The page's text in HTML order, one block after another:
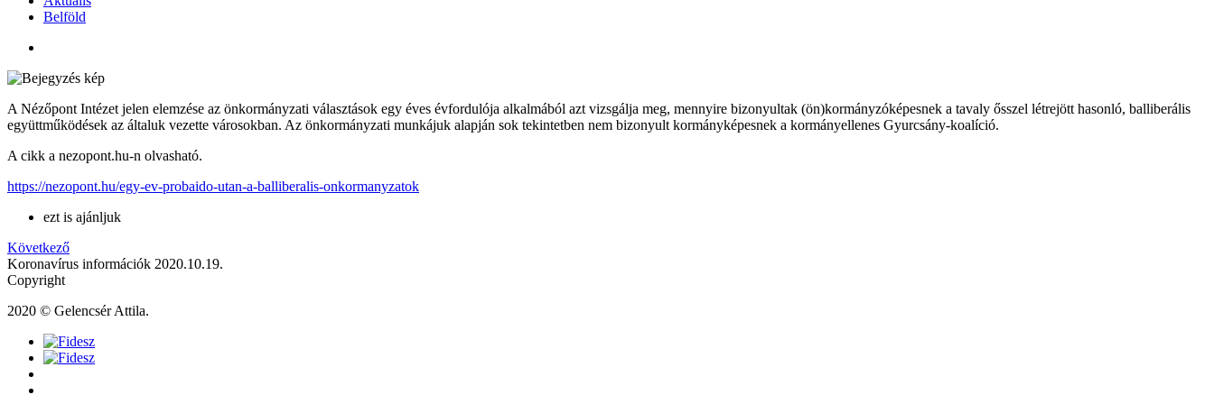
Belföld
A Nézőpont Intézet jelen elemzése az önkormányzati választások egy éves évfordulója alkalmából azt vizsgálja meg, mennyire bizonyultak (ön)kormányzóképesnek a tavaly ősszel létrejött hasonló, balliberális
együttműködések az általuk vezette városokban. Az önkormányzati munkájuk alapján sok tekintetben nem bizonyult kormányképesnek a kormányellenes Gyurcsány-koalíció.
A cikk a nezopont.hu-n olvasható.
https://nezopont.hu/egy-ev-probaido-utan-a-balliberalis-onkormanyzatok
ezt is ajánljuk
Következő
Koronavírus információk 2020.10.19.
Copyright
2020 © Gelencsér Attila.